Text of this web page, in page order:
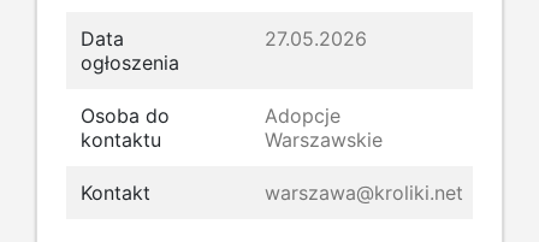
Data
ogłoszenia
27.05.2026
Osoba do
kontaktu
Adopcje
Warszawskie
Kontakt warszawa@kroliki.net